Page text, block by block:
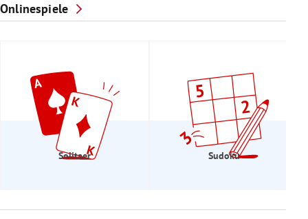
Onlinespiele
Solitaer Sudoku